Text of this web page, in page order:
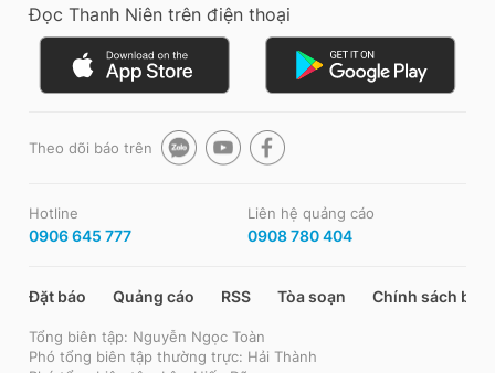
Đọc Thanh Niên trên điện thoại
Theo dõi báo trên
Hotline
0906 645 777
Liên hệ quảng cáo
0908 780 404
Đặt báo Quảng cáo RSS Tòa soạn Chính sách bảo
Tổng biên tập: Nguyễn Ngọc Toàn
Phó tổng biên tập thường trực: Hải Thành